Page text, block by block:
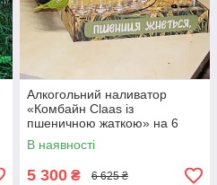
Алкогольний наливатор
«Комбайн Claas із
пшеничною жаткою» на 6
чарок з друком (SP93195)
В наявності
5 300 ₴ 6 625 ₴